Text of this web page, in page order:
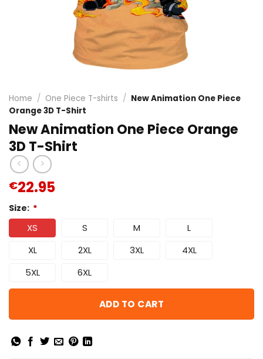
Home / One Piece T-shirts / New Animation One Piece
Orange 3D T-Shirt
New Animation One Piece Orange
3D T-Shirt
€22.95
Size: *
XS S M
L
XL
2XL 3XL
4XL
5XL
6XL
ADD TO CART